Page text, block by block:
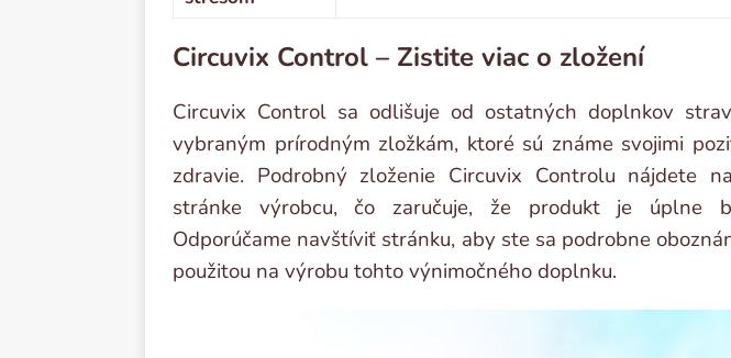
Circuvix Control – Zistite viac o zložení
Circuvix Control sa odlišuje od ostatných doplnkov
vybraným prírodným zložkám, ktoré sú známe svojimi
zdravie. Podrobný zloženie Circuvix Controlu nájdete
stránke výrobcu, čo zaručuje, že produkt je úplne
Odporúčame navštíviť stránku, aby ste sa podrobne
použitou na výrobu tohto výnimočného doplnku.